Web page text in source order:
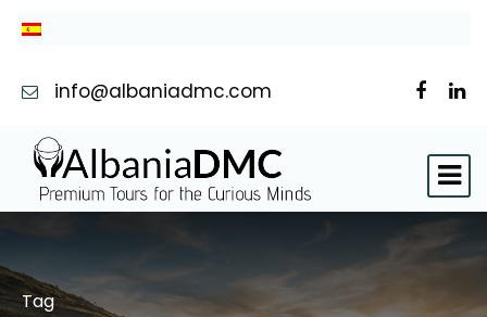
info@albaniadmc.com
Tag